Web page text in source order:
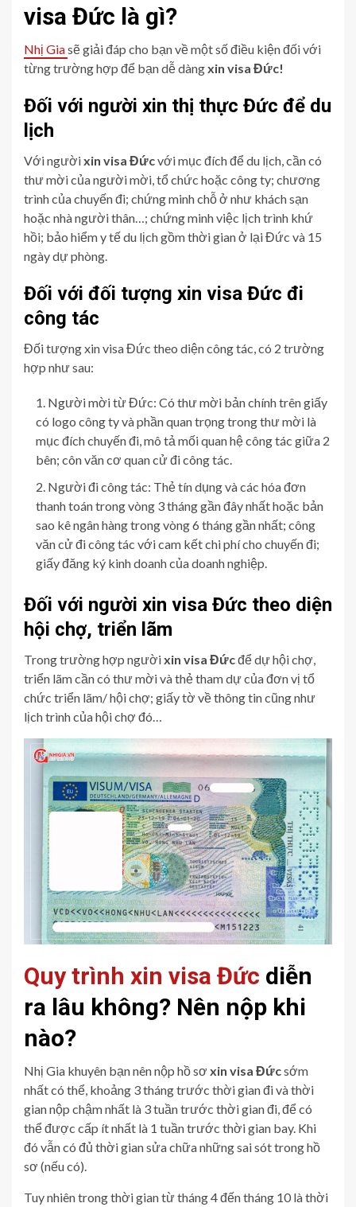
visa Đức là gì?
Nhị Giasẽ giải đáp cho bạn về một số điều kiện đối với
từng trường hợp để bạn dễ dàngxin visa Đức!
Đối với người xin thị thực Đức để du
lịch
Với ngườixin visa Đứcvới mục đích để du lịch, cần có
thư mời của người mời, tổ chức hoặc công ty; chương
trình của chuyến đi; chứng minh chỗ ở như khách sạn
hoặc nhà người thân…; chứng minh việc lịch trình khứ
hồi; bảo hiểm y tế du lịch gồm thời gian ở lại Đức và 15
ngày dự phòng.
Đối với đối tượng xin visa Đức đi
công tác
Đối tượng xin visa Đức theo diện công tác, có 2 trường
hợp như sau:
Người mời từ Đức: Có thư mời bản chính trên giấy
có logo công ty và phần quan trọng trong thư mời là
mục đích chuyến đi, mô tả mối quan hệ công tác giữa 2
bên; côn văn cơ quan cử đi công tác.
Người đi công tác: Thẻ tín dụng và các hóa đơn
thanh toán trong vòng 3 tháng gần đây nhất hoặc bản
sao kê ngân hàng trong vòng 6 tháng gần nhất; công
văn cử đi công tác với cam kết chi phí cho chuyến đi;
giấy đăng ký kinh doanh của doanh nghiệp.
Đối với người xin visa Đức theo diện
hội chợ, triển lãm
Trong trường hợp ngườixin visa Đứcđể dự hội chợ,
triển lãm cần có thư mời và thẻ tham dự của đơn vị tổ
chức triển lãm/ hội chợ; giấy tờ về thông tin cũng như
lịch trình của hội chợ đó…
Quy trình xin visa Đức diễn
ra lâu không? Nên nộp khi
nào?
Nhị Gia khuyên bạn nên nộp hồ sơ xin visa Đứcsớm
nhất có thể, khoảng 3 tháng trước thời gian đi và thời
gian nộp chậm nhất là 3 tuần trước thời gian đi, để có
thể được cấp ít nhất là 1 tuần trước thời gian bay. Khi
đó vẫn có đủ thời gian sửa chữa những sai sót trong hồ
sơ (nếu có).
Tuy nhiên trong thời gian từ tháng 4 đến tháng 10 là thời